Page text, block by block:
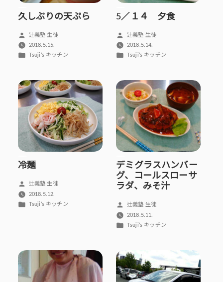
久しぶりの天ぷら
投
稿
者:
辻義塾 生徒
2018.5.15.
カ
リ
ー:
Tsuji’s キッチン
5／１４ 夕食
投
稿
者:
辻義塾 生徒
2018.5.14.
カ
リ
ー:
Tsuji’s キッチン
冷麺
投
稿
者:
辻義塾 生徒
2018.5.12.
カ
Tsuji’s キッチン
デミグラスハンバー
グ、コールスローサ
ラダ、みそ汁
投
稿
者:
辻義塾 生徒
2018.5.11.
カ
リ
ー:
Tsuji’s キッチン